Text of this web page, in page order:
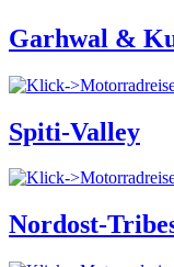
Garhwal &
Spiti-Valley
Nordost-